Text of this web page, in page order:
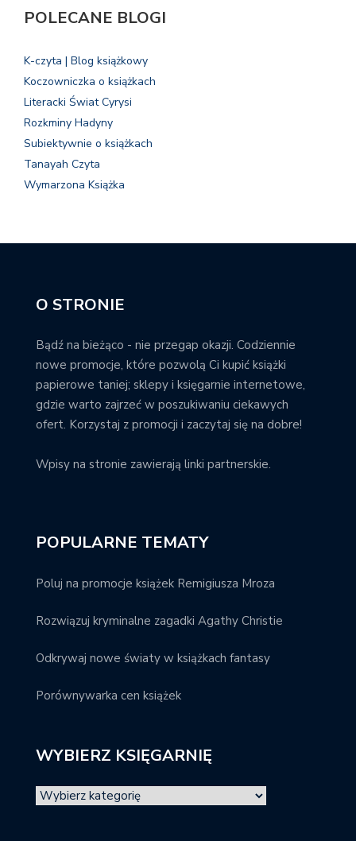
POLECANE BLOGI
K-czyta | Blog książkowy
Koczowniczka o książkach
Literacki Świat Cyrysi
Rozkminy Hadyny
Subiektywnie o książkach
Tanayah Czyta
Wymarzona Książka
O STRONIE
Bądź na bieżąco - nie przegap okazji. Codziennie
nowe promocje, które pozwolą Ci kupić książki
papierowe taniej; sklepy i księgarnie internetowe,
gdzie warto zajrzeć w poszukiwaniu ciekawych
ofert. Korzystaj z promocji i zaczytaj się na dobre!
Wpisy na stronie zawierają linki partnerskie.
POPULARNE TEMATY
Poluj na promocje książek Remigiusza Mroza
Rozwiązuj kryminalne zagadki Agathy Christie
Odkrywaj nowe światy w książkach fantasy
Porównywarka cen książek
WYBIERZ KSIĘGARNIĘ